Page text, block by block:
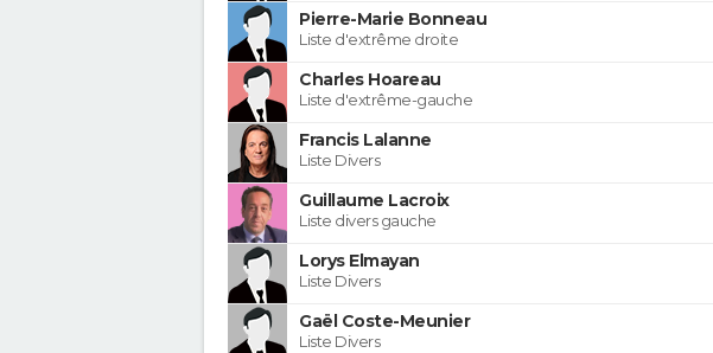
Pierre-Marie Bonneau
Liste d'extrême droite
Charles Hoareau
Liste d'extrême-gauche
Francis Lalanne
Liste Divers
Guillaume Lacroix
Liste divers gauche
Lorys Elmayan
Liste Divers
Gaël Coste-Meunier
Liste Divers